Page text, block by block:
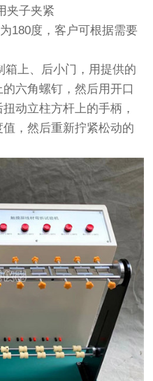
夹子夹紧
度，客户可根据需要
、后小门，用提供的
六角螺钉，然后用开口
动立柱方杆上的手柄，
，然后重新拧紧松动的